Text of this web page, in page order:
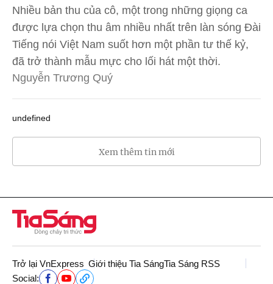
Nhiều bản thu của cô, một trong những giọng ca
được lựa chọn thu âm nhiều nhất trên làn sóng Đài
Tiếng nói Việt Nam suốt hơn một phần tư thế kỷ,
đã trở thành mẫu mực cho lối hát một thời.
Nguyễn Trương Quý
undefined
Xem thêm tin mới
Trở lại VnExpress Giới thiệu Tia SángTia Sáng RSS
Social: